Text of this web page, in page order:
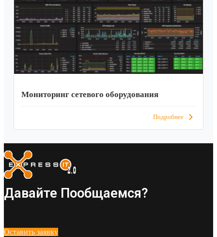
Мониторинг сетевого оборудования
Подробнее
Давайте Пообщаемся?
Оставить заявку